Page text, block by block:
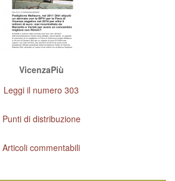
VicenzaPiù
Leggi il numero 303
Punti di distribuzione
Articoli commentabili